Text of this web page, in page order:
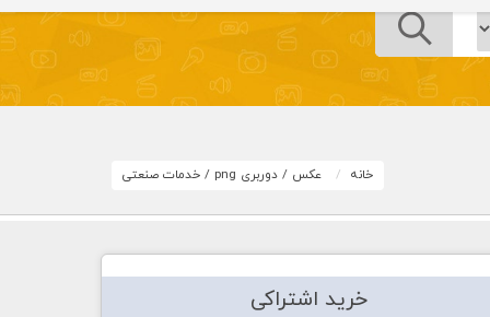
خانه عکس / دوربری png / خدمات صنعتی
خرید اشتراکی